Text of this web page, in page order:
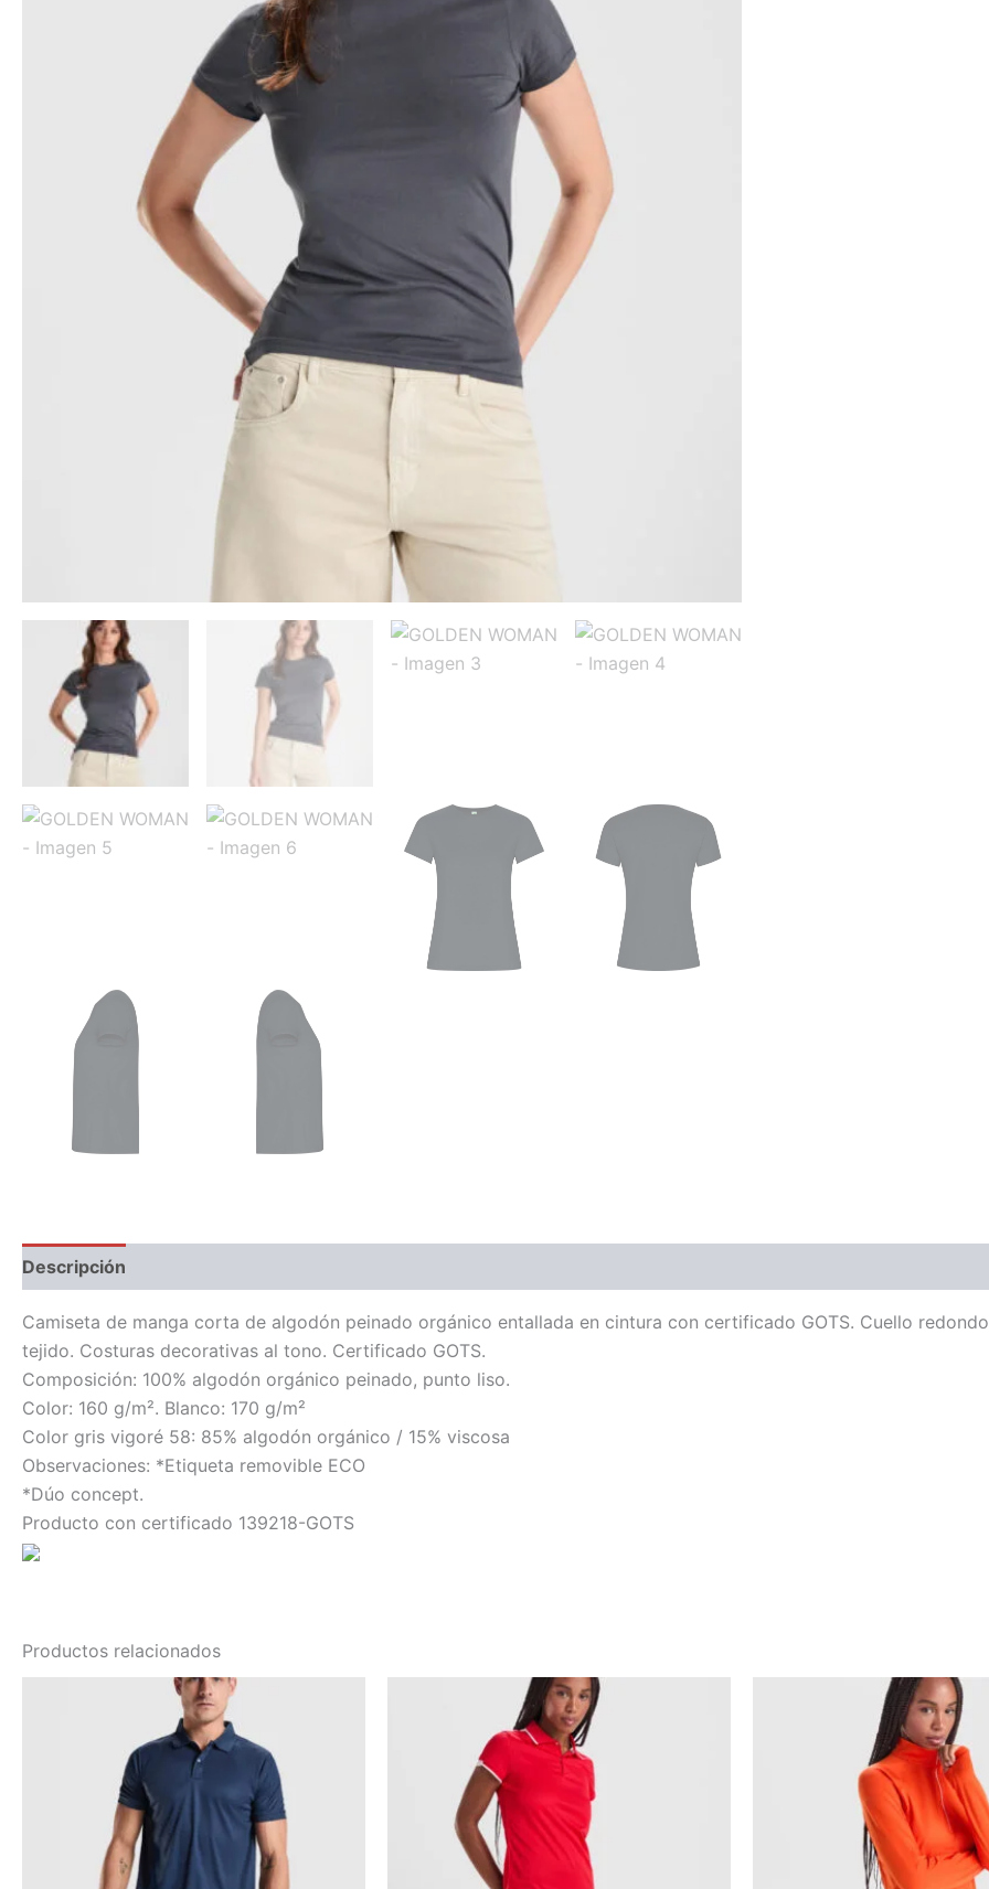
Descripción
Camiseta de manga corta de algodón peinado orgánico entallada en cintura con certificado GOTS. Cuello
tejido. Costuras decorativas al tono. Certificado GOTS.
Composición: 100% algodón orgánico peinado, punto liso.
Color: 160 g/m². Blanco: 170 g/m²
Color gris vigoré 58: 85% algodón orgánico / 15% viscosa
Observaciones: *Etiqueta removible ECO
*Dúo concept.
Producto con certificado 139218-GOTS
Productos relacionados